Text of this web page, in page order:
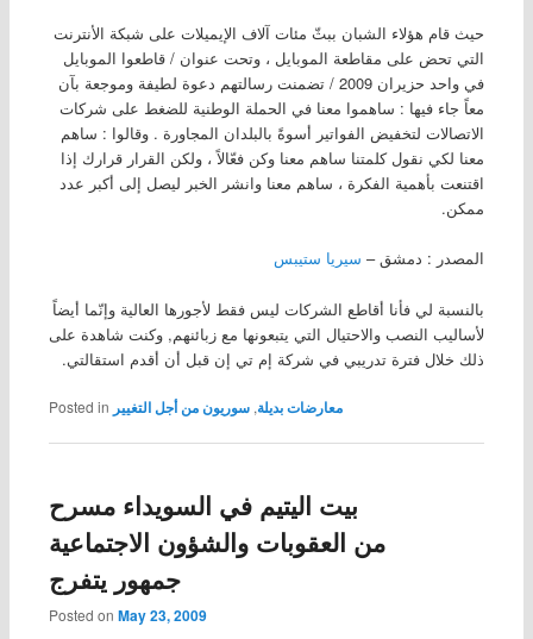
حيث قام هؤلاء الشبان ببثّ مئات آلاف الإيميلات على شبكة الأنترنت
التي تحض على مقاطعة الموبايل ، وتحت عنوان / قاطعوا الموبايل
في واحد حزيران 2009 / تضمنت رسالتهم دعوة لطيفة وموجعة بآن
معاً جاء فيها : ساهموا معنا في الحملة الوطنية للضغط على شركات
الاتصالات لتخفيض الفواتير أسوةً بالبلدان المجاورة . وقالوا : ساهم
معنا لكي نقول كلمتنا ساهم معنا وكن فعّالاً ، ولكن القرار قرارك إذا
اقتنعت بأهمية الفكرة ، ساهم معنا وانشر الخبر ليصل إلى أكبر عدد
ممكن.
المصدر : دمشق –سيريا ستيبس
بالنسبة لي فأنا أقاطع الشركات ليس فقط لأجورها العالية وإنّما أيضاً
لأساليب النصب والاحتيال التي يتبعونها مع زبائنهم, وكنت شاهدة على
ذلك خلال فترة تدريبي في شركة إم تي إن قبل أن أقدم استقالتي.
Posted in معارضات بديلة,سوريون من أجل التغيير
بيت اليتيم في السويداء مسرح
من العقوبات والشؤون الاجتماعية
جمهور يتفرج
Posted on May 23, 2009